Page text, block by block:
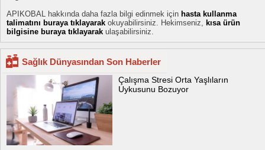
APIKOBAL hakkında daha fazla bilgi edinmek için hasta kullanma
talimatını buraya tıklayarak okuyabilirsiniz. Hekimseniz, kısa ürün
bilgisine buraya tıklayarak ulaşabilirsiniz.
Sağlık Dünyasından Son Haberler
Çalışma Stresi Orta Yaşlıların
Uykusunu Bozuyor